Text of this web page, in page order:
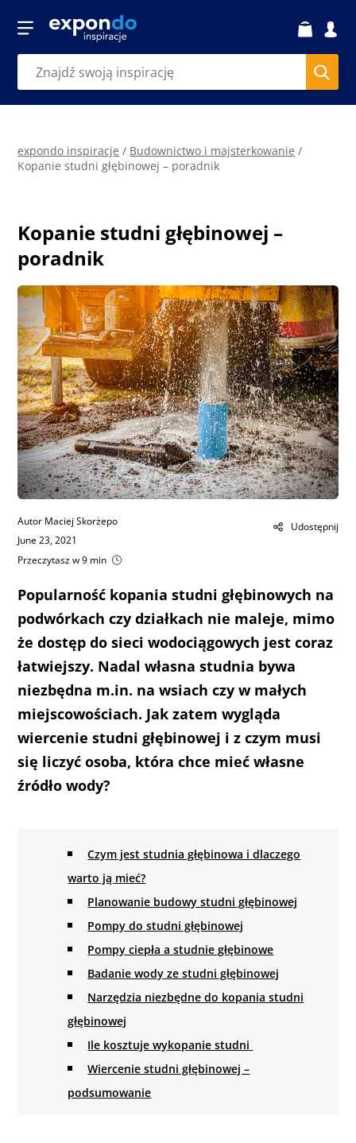
expondo inspiracje / Budownictwo i majsterkowanie /
Kopanie studni głębinowej – poradnik
Kopanie studni głębinowej –
poradnik
Popularność kopania studni głębinowych na
podwórkach czy działkach nie maleje, mimo
że dostęp do sieci wodociągowych jest coraz
łatwiejszy. Nadal własna studnia bywa
niezbędna m.in. na wsiach czy w małych
miejscowościach. Jak zatem wygląda
wiercenie studni głębinowej i z czym musi
się liczyć osoba, która chce mieć własne
źródło wody?
Udostępnij
Autor Maciej Skorżepo
June 23, 2021
Przeczytasz w 9 min
Czym jest studnia głębinowa i dlaczego
warto ją mieć?
Planowanie budowy studni głębinowej
Pompy do studni głębinowej
Pompy ciepła a studnie głębinowe
Badanie wody ze studni głębinowej
Narzędzia niezbędne do kopania studni
głębinowej
Ile kosztuje wykopanie studni
Wiercenie studni głębinowej –
podsumowanie